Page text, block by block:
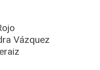
Vázquez